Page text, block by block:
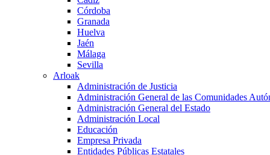
Córdoba
Granada
Huelva
Jaén
Málaga
Sevilla
Arloak
Administración de Justicia
Administración General de las Comunidades
Administración General del Estado
Administración Local
Educación
Empresa Privada
Entidades Públicas Estatales